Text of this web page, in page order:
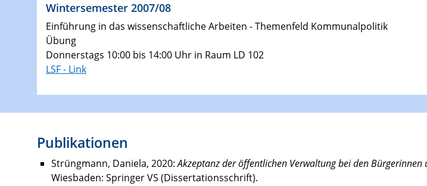
Wintersemester 2007/08
Einführung in das wissenschaftliche Arbeiten - Themenfeld Kommunalpolitik
Übung
Donnerstags 10:00 bis 14:00 Uhr in Raum LD 102
LSF - Link
Publikationen
Strüngmann, Daniela, 2020:Akzeptanz der öffentlichen Verwaltung bei den
Wiesbaden: Springer VS (Dissertationsschrift).